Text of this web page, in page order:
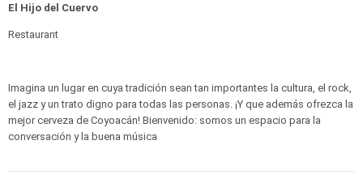
El Hijo del Cuervo
Restaurant
Imagina un lugar en cuya tradición sean tan importantes la cultura, el rock,
el jazz y un trato digno para todas las personas. ¡Y que además ofrezca la
mejor cerveza de Coyoacán! Bienvenido: somos un espacio para la
conversación y la buena música